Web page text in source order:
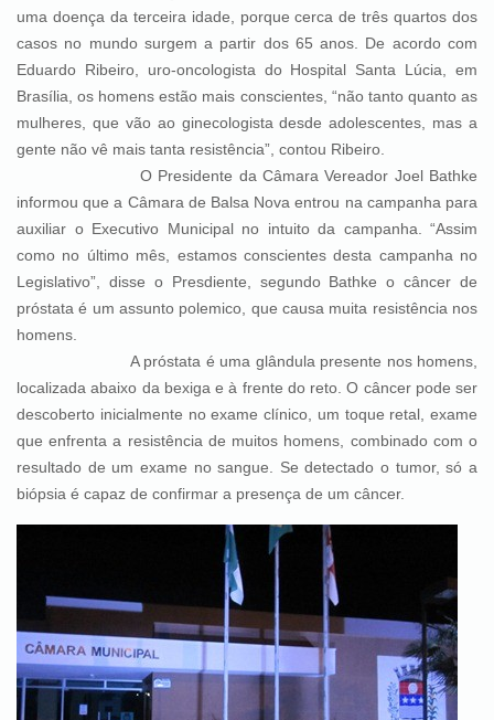
uma doença da terceira idade, porque cerca de três quartos dos
casos no mundo surgem a partir dos 65 anos. De acordo com
Eduardo Ribeiro, uro-oncologista do Hospital Santa Lúcia, em
Brasília, os homens estão mais conscientes, “não tanto quanto as
mulheres, que vão ao ginecologista desde adolescentes, mas a
gente não vê mais tanta resistência”, contou Ribeiro.
O Presidente da Câmara Vereador Joel Bathke
informou que a Câmara de Balsa Nova entrou na campanha para
auxiliar o Executivo Municipal no intuito da campanha. “Assim
como no último mês, estamos conscientes desta campanha no
Legislativo”, disse o Presdiente, segundo Bathke o câncer de
próstata é um assunto polemico, que causa muita resistência nos
homens.
A próstata é uma glândula presente nos homens,
localizada abaixo da bexiga e à frente do reto. O câncer pode ser
descoberto inicialmente no exame clínico, um toque retal, exame
que enfrenta a resistência de muitos homens, combinado com o
resultado de um exame no sangue. Se detectado o tumor,só a
biópsia é capaz de confirmar a presença de um câncer.